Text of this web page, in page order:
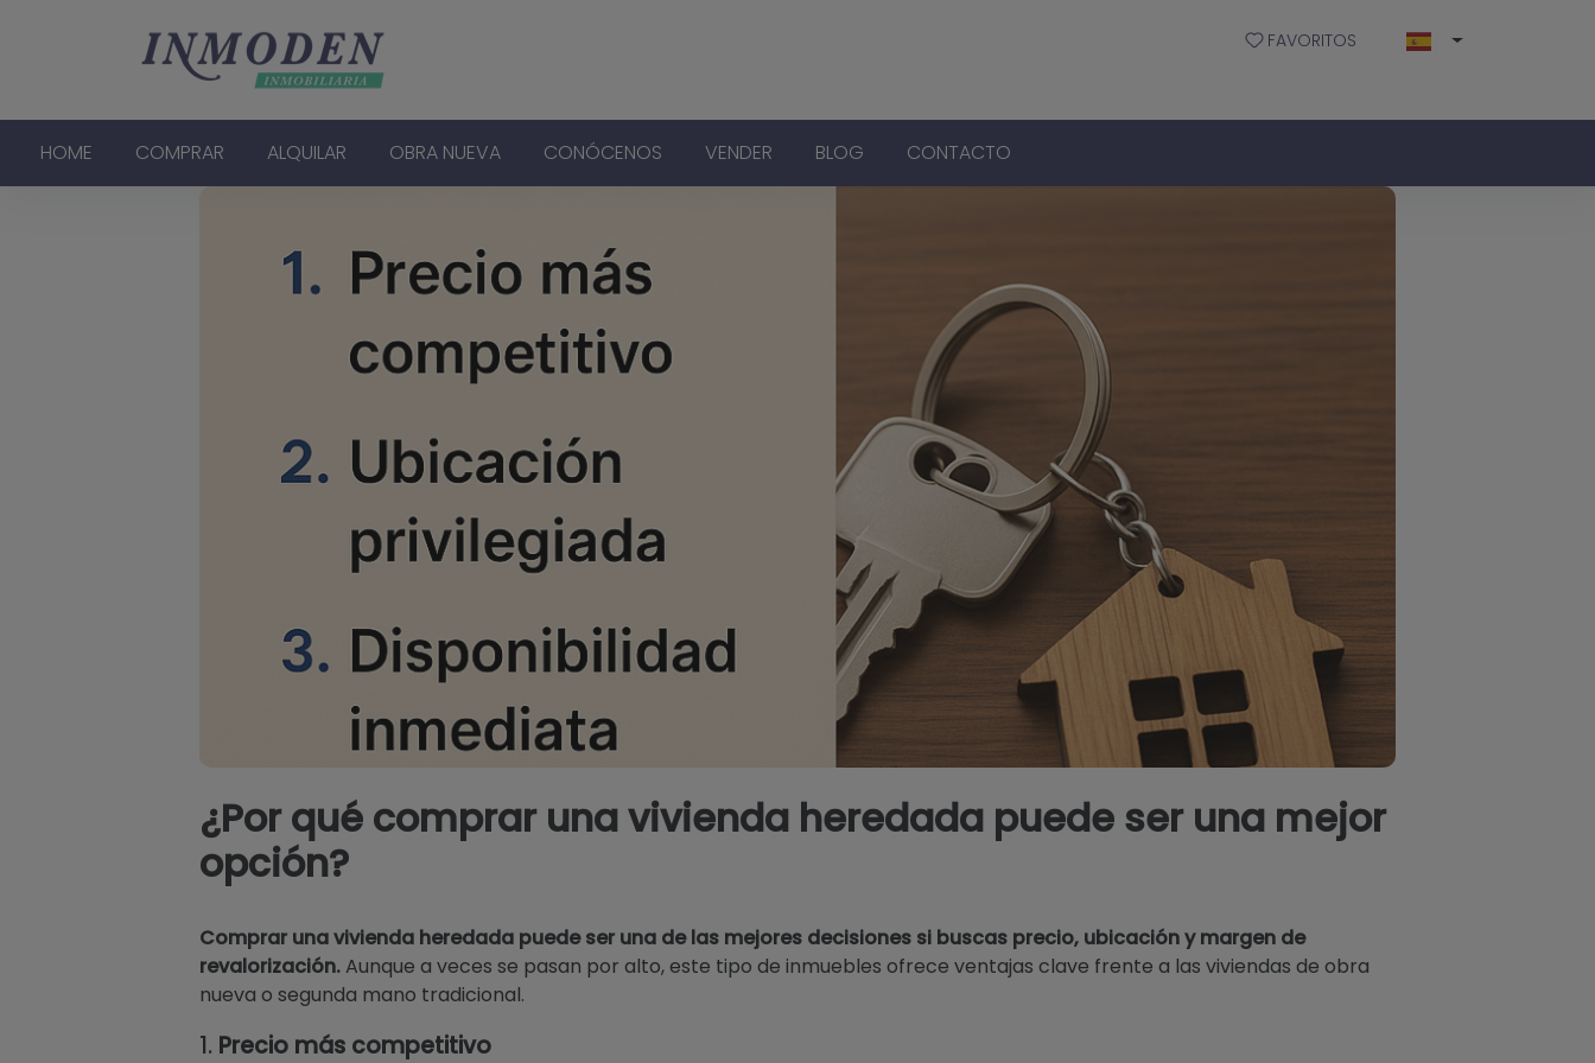
FAVORITOS
HOME COMPRAR ALQUILAR OBRA NUEVA CONÓCENOS VENDER BLOG CONTACTO
¿Por qué comprar una vivienda heredada puede ser una mejor
opción?
Comprar una vivienda heredada puede ser una de las mejores decisiones si buscas precio, ubicación y margen de
revalorización.Aunque a veces se pasan por alto, este tipo de inmuebles ofrece ventajas clave frente a las viviendas de obra
nueva o segunda mano tradicional.
1. Precio más competitivo